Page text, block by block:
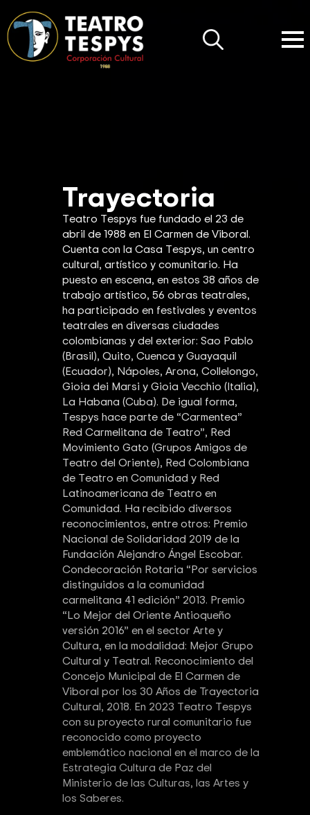
Trayectoria
Teatro Tespys fue fundado el 23 de
abril de 1988 en El Carmen de Viboral.
Cuenta con la Casa Tespys, un centro
cultural, artístico y comunitario. Ha
puesto en escena, en estos 38 años de
trabajo artístico, 56 obras teatrales,
ha participado en festivales y eventos
teatrales en diversas ciudades
colombianas y del exterior: Sao Pablo
(Brasil), Quito, Cuenca y Guayaquil
(Ecuador), Nápoles, Arona, Collelongo,
Gioia dei Marsi y Gioia Vecchio (Italia),
La Habana (Cuba). De igual forma,
Tespys hace parte de “Carmentea”
Red Carmelitana de Teatro”, Red
Movimiento Gato (Grupos Amigos de
Teatro del Oriente), Red Colombiana
de Teatro en Comunidad y Red
Latinoamericana de Teatro en
Comunidad. Ha recibido diversos
reconocimientos, entre otros: Premio
Nacional de Solidaridad 2019 de la
Fundación Alejandro Ángel Escobar.
Condecoración Rotaria “Por servicios
distinguidos a la comunidad
carmelitana 41 edición” 2013. Premio
“Lo Mejor del Oriente Antioqueño
versión 2016” en el sector Arte y
Cultura, en la modalidad: Mejor Grupo
Cultural y Teatral. Reconocimiento del
Concejo Municipal de El Carmen de
Viboral por los 30 Años de Trayectoria
Cultural, 2018. En 2023 Teatro Tespys
con su proyecto rural comunitario fue
reconocido como proyecto
emblemático nacional en el marco de la
Estrategia Cultura de Paz del
Ministerio de las Culturas, las Artes y
los Saberes.